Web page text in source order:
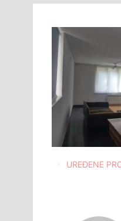
Navigacija